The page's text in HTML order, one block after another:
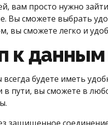
вам просто нужно
Вы сможете выбрать
вы сможете легко и
к данным
будете иметь
в пути, вы сможете в